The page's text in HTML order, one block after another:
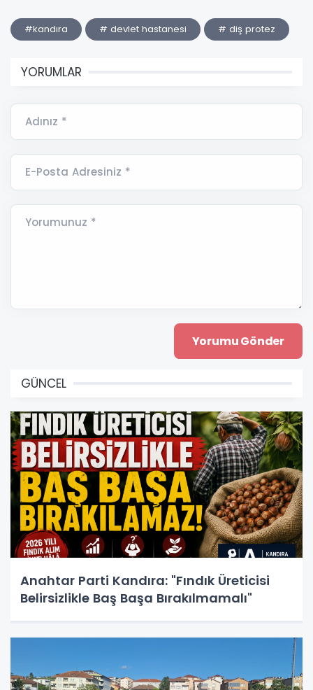
#kandıra # devlet hastanesi # diş protez
YORUMLAR
Adınız *
E-Posta Adresiniz *
Yorumunuz *
GÜNCEL
Anahtar Parti Kandıra: "Fındık Üreticisi
Belirsizlikle Baş Başa Bırakılmamalı"